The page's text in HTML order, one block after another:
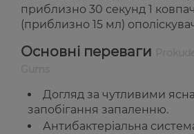
приблизно 30 секунд 1
(приблизно 15 мл)
Основні переваги
Догляд за чутливими
запобігання запаленню.
Антибактеріальна